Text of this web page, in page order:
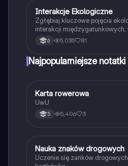
IBiologia
Interakcje Ekologiczne
Zgłębiaj kluczowe pojęcia
interakcji międzygatunkowych,
komensalizm, drapieżnictwo i
Dowiedz się o strukturze
studentów biologii i ekologii.
6 5,035 81
Najpopularniejsze notatki
KTechnika
Karta rowerowa
UwU
5 5,406 3
NTechnika
Nauka znaków drogowych
Uczenie się zanków